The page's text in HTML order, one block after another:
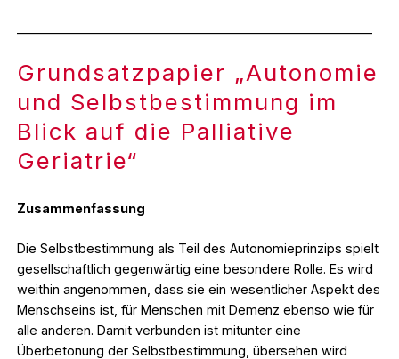
Grundsatzpapier „Autonomie
und Selbstbestimmung im
Blick auf die Palliative
Geriatrie“
Zusammenfassung
Die Selbstbestimmung als Teil des Autonomieprinzips spielt
gesellschaftlich gegenwärtig eine besondere Rolle. Es wird
weithin angenommen, dass sie ein wesentlicher Aspekt des
Menschseins ist, für Menschen mit Demenz ebenso wie für
alle anderen. Damit verbunden ist mitunter eine
Überbetonung der Selbstbestimmung, übersehen wird